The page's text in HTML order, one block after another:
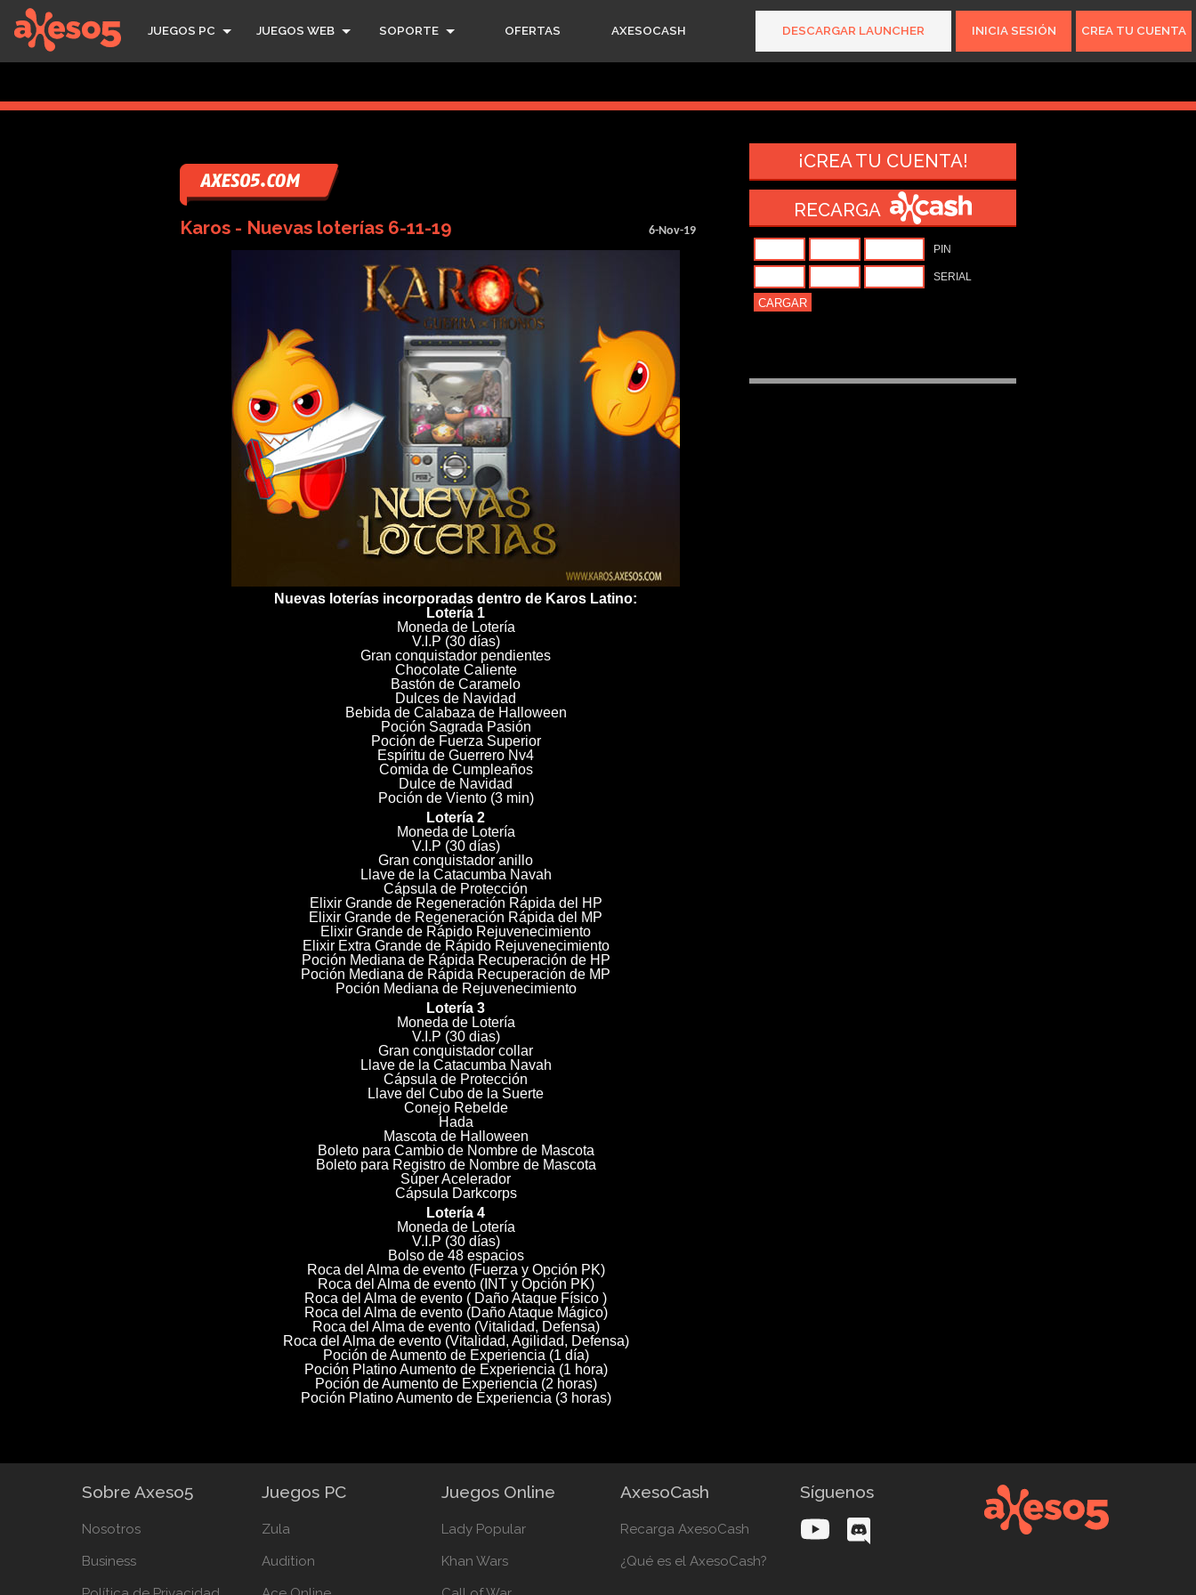
JUEGOS PC JUEGOS WEB SOPORTE OFERTAS AXESOCASH DESCARGAR LAUNCHER INICIA SESIÓN CREA TU CUENTA
axeso5
Karos - Nuevas loterías 6-11-19 6-Nov-19
Nuevas loterías incorporadas dentro de Karos Latino:
Lotería 1
Moneda de Lotería
V.I.P (30 días)
Gran conquistador pendientes
Chocolate Caliente
Bastón de Caramelo
Dulces de Navidad
Bebida de Calabaza de Halloween
Poción Sagrada Pasión
Poción de Fuerza Superior
Espíritu de Guerrero Nv4
Comida de Cumpleaños
Dulce de Navidad
Poción de Viento (3 min)
Lotería 2
Moneda de Lotería
V.I.P (30 días)
Gran conquistador anillo
Llave de la Catacumba Navah
Cápsula de Protección
Elixir Grande de Regeneración Rápida del HP
Elixir Grande de Regeneración Rápida del MP
Elixir Grande de Rápido Rejuvenecimiento
Elixir Extra Grande de Rápido Rejuvenecimiento
Poción Mediana de Rápida Recuperación de HP
Poción Mediana de Rápida Recuperación de MP
Poción Mediana de Rejuvenecimiento
Lotería 3
Moneda de Lotería
V.I.P (30 dias)
Gran conquistador collar
Llave de la Catacumba Navah
Cápsula de Protección
Llave del Cubo de la Suerte
Conejo Rebelde
Hada
Mascota de Halloween
Boleto para Cambio de Nombre de Mascota
Boleto para Registro de Nombre de Mascota
Súper Acelerador
Cápsula Darkcorps
Lotería 4
Moneda de Lotería
V.I.P (30 días)
Bolso de 48 espacios
Roca del Alma de evento (Fuerza y Opción PK)
Roca del Alma de evento (INT y Opción PK)
Roca del Alma de evento ( Daño Ataque Físico )
Roca del Alma de evento (Daño Ataque Mágico)
Roca del Alma de evento (Vitalidad, Defensa)
Roca del Alma de evento (Vitalidad, Agilidad, Defensa)
Poción de Aumento de Experiencia (1 día)
Poción Platino Aumento de Experiencia (1 hora)
Poción de Aumento de Experiencia (2 horas)
Poción Platino Aumento de Experiencia (3 horas)
¡CREA TU CUENTA!
RECARGA
Sobre Axeso5
Nosotros
Business
Juegos PC
Zula
Audition
Juegos Online
Lady Popular
Khan Wars
AxesoCash
Recarga AxesoCash
¿Qué es el AxesoCash?
Síguenos